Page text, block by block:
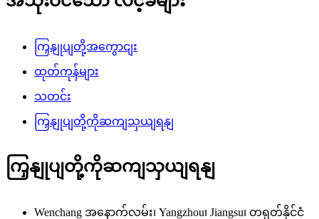
ကြှနျုပျတို့အကွောငျး
ထုတ်ကုန်များ
သတင်း
ကြှနျုပျတို့ကိုဆကျသှယျရနျ
ကြှနျုပျတို့ကိုဆကျသှယျရနျ
Wenchang အနောက်လမ်း၊ Yangzhou၊ Jiangsu၊ တရုတ်နိုင်ငံ